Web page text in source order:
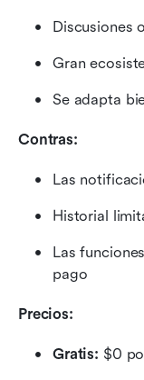
Discusiones
Gran
Se adapta
Contras:
Las
Historial
Las
pago
Precios:
Gratis: $0